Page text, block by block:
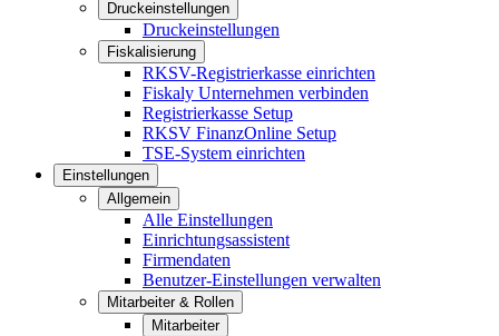
Druckeinstellungen
Druckeinstellungen
Fiskalisierung
RKSV-Registrierkasse einrichten
Fiskaly Unternehmen verbinden
Registrierkasse Setup
RKSV FinanzOnline Setup
TSE-System einrichten
Einstellungen
Allgemein
Alle Einstellungen
Einrichtungsassistent
Firmendaten
Benutzer-Einstellungen verwalten
Mitarbeiter & Rollen
Mitarbeiter